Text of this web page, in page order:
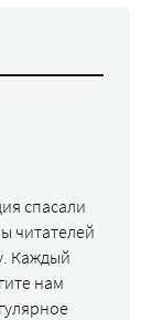
спасали
читателей
Каждый
нам